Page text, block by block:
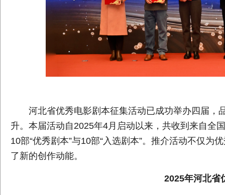
河北省优秀电影剧本征集活动已成功举办四届，
升。本届活动自2025年4月启动以来，共收到来自全
10部“优秀剧本”与10部“入选剧本”。推介活动不仅
了新的创作动能。
2025年河北省